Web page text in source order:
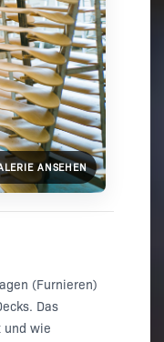
ANSEHEN
(Furnieren)
Das
und wie